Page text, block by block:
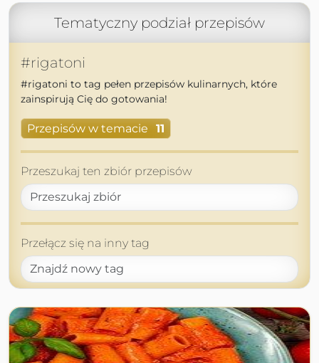
Tematyczny podział przepisów
#rigatoni
#rigatoni to tag pełen przepisów kulinarnych, które
zainspirują Cię do gotowania!
Przepisów w temacie 11
Przeszukaj ten zbiór przepisów
Przełącz się na inny tag